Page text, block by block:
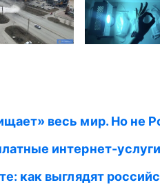
весь мир. Но не
интернет-
как выглядят